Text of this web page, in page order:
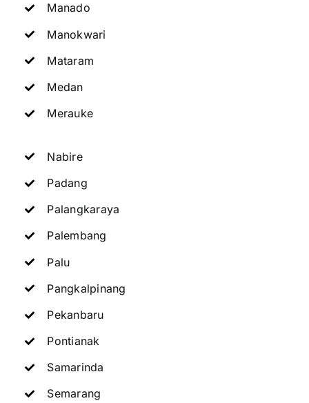
Manado
Manokwari
Mataram
Medan
Merauke
Nabire
Padang
Palangkaraya
Palembang
Palu
Pangkalpinang
Pekanbaru
Pontianak
Samarinda
Semarang